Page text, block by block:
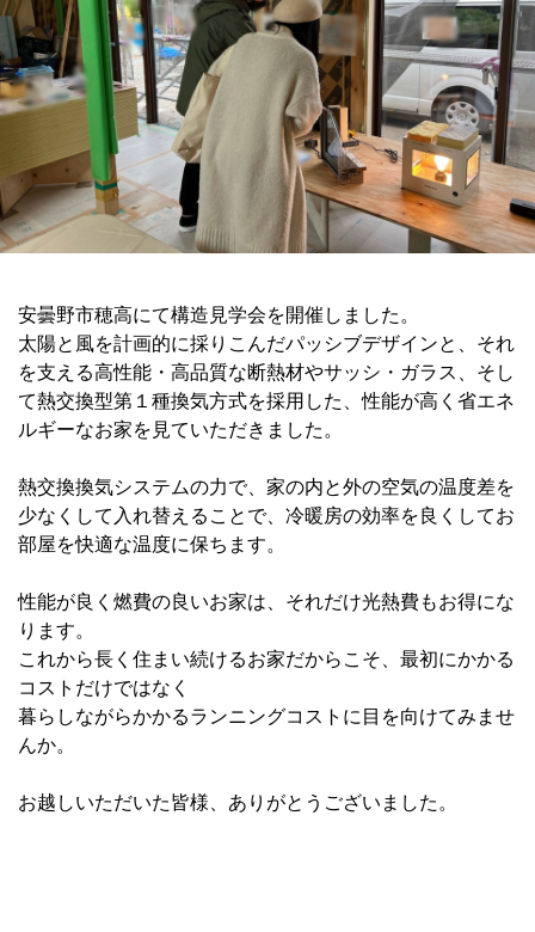
安曇野市穂高にて構造見学会を開催しました。
太陽と風を計画的に採りこんだパッシブデザインと、それ
を支える高性能・高品質な断熱材やサッシ・ガラス、そし
て熱交換型第１種換気方式を採用した、性能が高く省エネ
ルギーなお家を見ていただきました。
熱交換換気システムの力で、家の内と外の空気の温度差を
少なくして入れ替えることで、冷暖房の効率を良くしてお
部屋を快適な温度に保ちます。
性能が良く燃費の良いお家は、それだけ光熱費もお得にな
ります。
これから長く住まい続けるお家だからこそ、最初にかかる
コストだけではなく
暮らしながらかかるランニングコストに目を向けてみませ
んか。
お越しいただいた皆様、ありがとうございました。